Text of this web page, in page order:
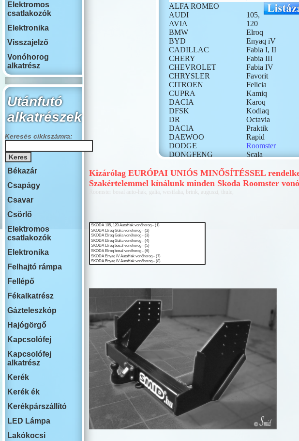
ALFA ROMEO
AUDI
AVIA
BMW
BYD
CADILLAC
CHERY
CHEVROLET
CHRYSLER
CITROEN
CUPRA
DACIA
DFSK
DR
DACIA
DAEWOO
DODGE
DONGFENG
FORD
GONOW
HONDA
ISUZU
KIA
LEAPMOTOR
LEXUS
MAHINDRA
MAZDA
MERCEDES
MINI COOPER
MITSUBISHI
NISSAN
OMODA
OPEL
PEUGEOT
PLYMOUTH
105,
120
Elroq
Enyaq iV
Fabia I, II
Fabia III
Fabia IV
Favorit
Felicia
Kamiq
Karoq
Kodiaq
Octavia
Praktik
Rapid
Roomster
Scala
Superb II
Superb III
Kizárólag EURÓPAI UNIÓS MINŐSÍTÉSSEL
Szakértelemmel kínálunk minden Skoda Roomster
Roomster bosal auto-hak, galia, westfalia, brink, auguszt, thule,
Elektromos
csatlakozók
Elektronika
Visszajelző
Vonóhorog
alkatrész
Utánfutó
alkatrészek
Keresés cikkszámra:
Békazár
Csapágy
Csavar
Csörlő
Elektromos
csatlakozók
Elektronika
Felhajtó rámpa
Fellépő
Fékalkatrész
Gázteleszkóp
Hajógörgő
Kapcsolófej
Kapcsolófej
alkatrész
Kerék
Kerék ék
Kerékpárszállító
LED Lámpa
Lakókocsi